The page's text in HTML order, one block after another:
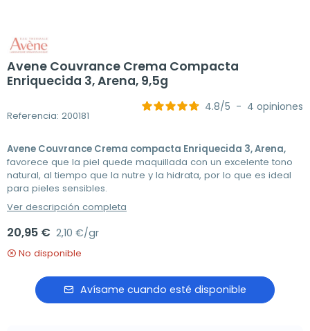
Avene Couvrance Crema Compacta
Enriquecida 3, Arena, 9,5g
Referencia: 200181
4.8/5 - 4 opiniones
Avene Couvrance Crema compacta Enriquecida 3, Arena,
favorece que la piel quede maquillada con un excelente tono
natural, al tiempo que la nutre y la hidrata, por lo que es ideal
para pieles sensibles.
Ver descripción completa
20,95 € 2,10 €/gr
No disponible
Avísame cuando esté disponible